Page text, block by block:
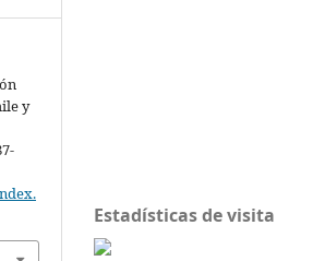
y
Estadísticas de visita